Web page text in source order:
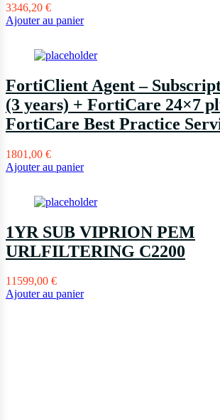
3346,20 €
Ajouter au panier
FortiClient Agent –
(3 years) + FortiCare 24×7
FortiCare Best Practice
1801,00 €
Ajouter au panier
1YR SUB VIPRION PEM
URLFILTERING C2200
11599,00 €
Ajouter au panier